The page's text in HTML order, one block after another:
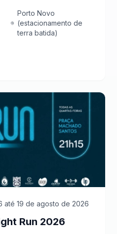
Porto Novo
(estacionamento de
terra batida)
até 19 de agosto de 2026
Run 2026